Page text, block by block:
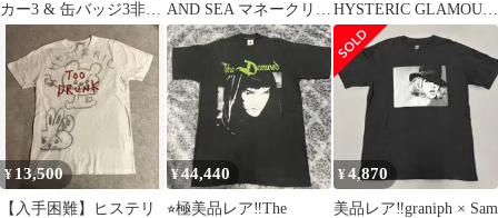
カー3 & 缶バッジ3非売 AND SEA マネークリッ
プ シルバー ノベルテ
ィ‼️
HYSTERIC GLAMOUR
ミリタリージャケット
Mサイズ‼️
¥ 13,500
【入手困難】ヒステリ
¥44,440
⭐︎極美品レア‼️The
¥4,870
美品レア‼️graniph × Sam